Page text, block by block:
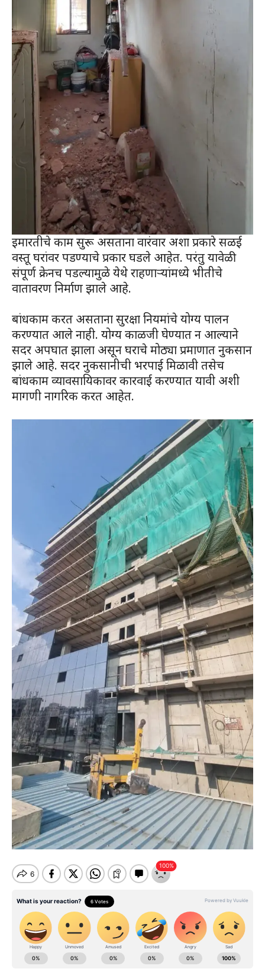
इमारतीचे काम सुरू असताना वारंवार अशा प्रकारे सळई
वस्तू घरांवर पडण्याचे प्रकार घडले आहेत. परंतु यावेळी
संपूर्ण क्रेनच पडल्यामुळे येथे राहणाऱ्यांमध्ये भीतीचे
वातावरण निर्माण झाले आहे.
बांधकाम करत असताना सुरक्षा नियमांचे योग्य पालन
करण्यात आले नाही. योग्य काळजी घेण्यात न आल्याने
सदर अपघात झाला असून घराचे मोठ्या प्रमाणात नुकसान
झाले आहे. सदर नुकसानीची भरपाई मिळावी तसेच
बांधकाम व्यावसायिकावर कारवाई करण्यात यावी अशी
मागणी नागरिक करत आहेत.